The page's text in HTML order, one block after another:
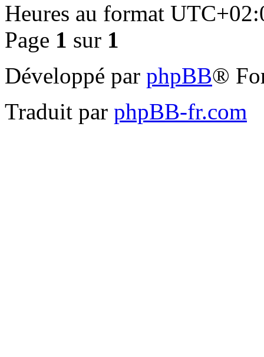
Heures au format
Page 1 sur 1
Développé par phpBB®
Traduit par phpBB-fr.com